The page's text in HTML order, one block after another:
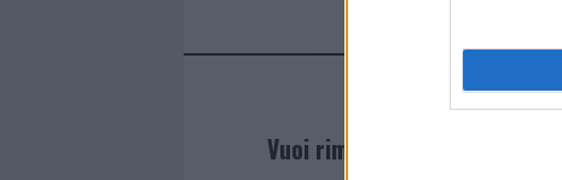
Vuoi rimanere sempre